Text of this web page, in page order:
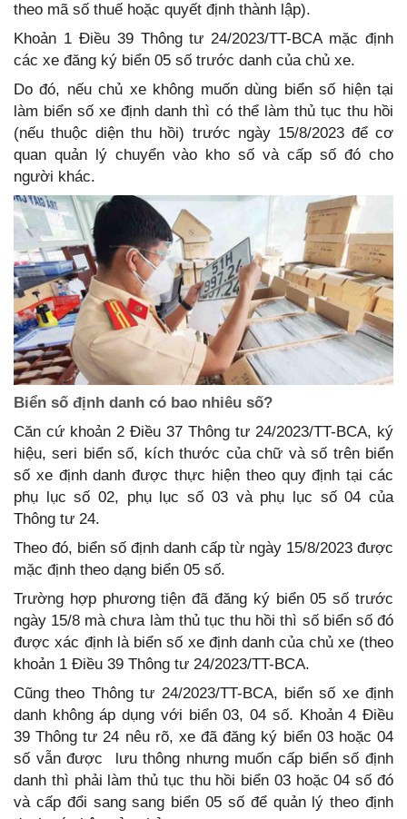
theo mã số thuế hoặc quyết định thành lập).
Khoản 1 Điều 39 Thông tư 24/2023/TT-BCA mặc định
các xe đăng ký biển 05 số trước danh của chủ xe.
Do đó, nếu chủ xe không muốn dùng biển số hiện tại
làm biển số xe định danh thì có thể làm thủ tục thu hồi
(nếu thuộc diện thu hồi) trước ngày 15/8/2023 để cơ
quan quản lý chuyển vào kho số và cấp số đó cho
người khác.
Biển số định danh có bao nhiêu số?
Căn cứ khoản 2 Điều 37 Thông tư 24/2023/TT-BCA, ký
hiệu, seri biển số, kích thước của chữ và số trên biển
số xe định danh được thực hiện theo quy định tại các
phụ lục số 02, phụ lục số 03 và phụ lục số 04 của
Thông tư 24.
Theo đó, biển số định danh cấp từ ngày 15/8/2023 được
mặc định theo dạng biển 05 số.
Trường hợp phương tiện đã đăng ký biển 05 số trước
ngày 15/8 mà chưa làm thủ tục thu hồi thì số biển số đó
được xác định là biển số xe định danh của chủ xe (theo
khoản 1 Điều 39 Thông tư 24/2023/TT-BCA.
Cũng theo Thông tư 24/2023/TT-BCA, biển số xe định
danh không áp dụng với biển 03, 04 số. Khoản 4 Điều
39 Thông tư 24 nêu rõ, xe đã đăng ký biển 03 hoặc 04
số vẫn được lưu thông nhưng muốn cấp biển số định
danh thì phải làm thủ tục thu hồi biển 03 hoặc 04 số đó
và cấp đổi sang sang biển 05 số để quản lý theo định